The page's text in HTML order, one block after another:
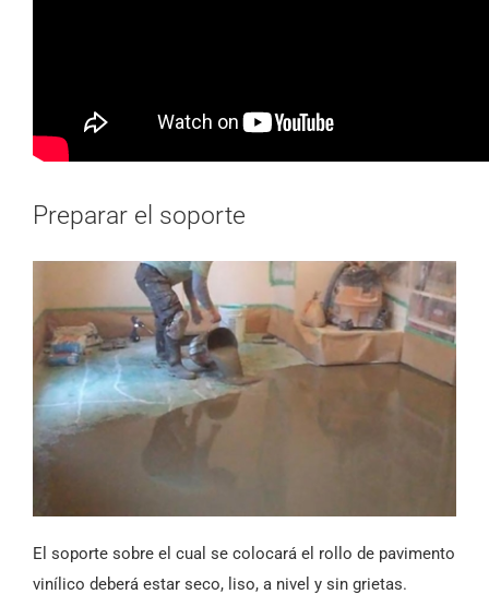
Preparar el soporte
El soporte sobre el cual se colocará el rollo de pavimento
vinílico deberá estar seco, liso, a nivel y sin grietas.